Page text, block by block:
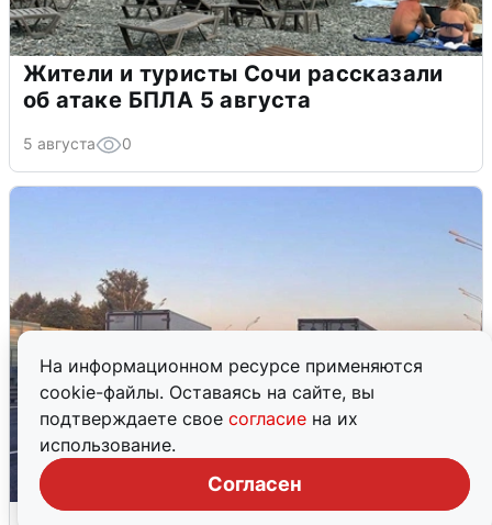
На информационном ресурсе применяются
cookie-файлы. Оставаясь на сайте, вы
подтверждаете свое согласие на их
использование.
Согласен
Жители и туристы Сочи рассказали
об атаке БПЛА 5 августа
5 августа 0
Пять машин столкнулись на